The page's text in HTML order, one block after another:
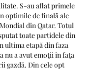
S-au aflat primele
optimile de finală ale
din Qatar. Totul
toate partidele din
ultima etapă din faza
nu a avut emoţii în faţa
gazdă. Din cele opt